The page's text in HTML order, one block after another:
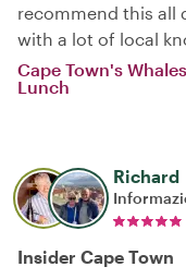
recommend this all
with a lot of local
Cape Town's
Lunch
Richard
Insider Cape Town